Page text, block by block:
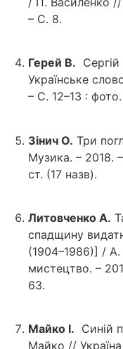
– С. 8.
Герей В.
Українське
– С. 12–13 : фото.
Зінич О. Три
Музика. – 2018.
ст. (17 назв).
Литовченко А.
спадщину
(1904–1986)] /
мистецтво. –
63.
Майко І. Синій
Майко //